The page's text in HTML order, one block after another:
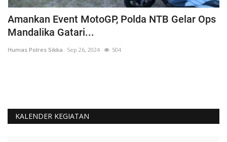
Amankan Event MotoGP, Polda NTB Gelar Ops
Mandalika Gatari...
Humas Polres Sikka Sep 26, 2024 504
KALENDER KEGIATAN